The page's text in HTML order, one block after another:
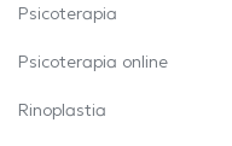
Psicoterapia
Psicoterapia online
Rinoplastia